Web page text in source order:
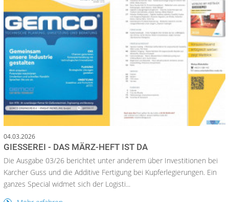
04.03.2026
GIESSEREI - DAS MÄRZ-HEFT IST DA
Die Ausgabe 03/26 berichtet unter anderem über Investitionen bei
Karcher Guss und die Additive Fertigung bei Kupferlegierungen. Ein
ganzes Special widmet sich der Logisti...